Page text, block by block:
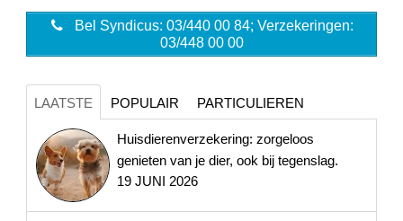
Bel Syndicus: 03/440 00 84; Verzekeringen:
03/448 00 00
LAATSTE POPULAIR PARTICULIEREN
Huisdierenverzekering: zorgeloos
genieten van je dier, ook bij tegenslag.
19 JUNI 2026